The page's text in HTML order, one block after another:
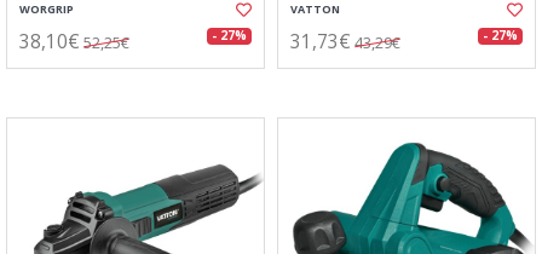
WORGRIP
38,10€ 52,25€ - 27%
VATTON
31,73€ 43,29€ - 27%